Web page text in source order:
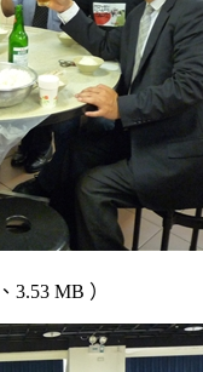
3.53 MB ）